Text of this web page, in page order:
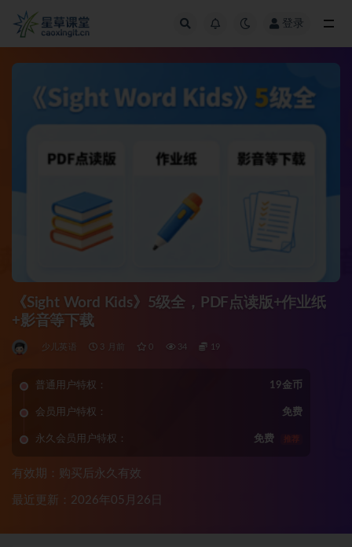
登录
《Sight Word Kids》5级全，PDF点读版+作业纸
+影音等下载
少儿英语 3 月前 0 34 19
普通用户特权： 19金币
会员用户特权： 免费
永久会员用户特权： 免费 推荐
有效期：购买后永久有效
最近更新：2026年05月26日